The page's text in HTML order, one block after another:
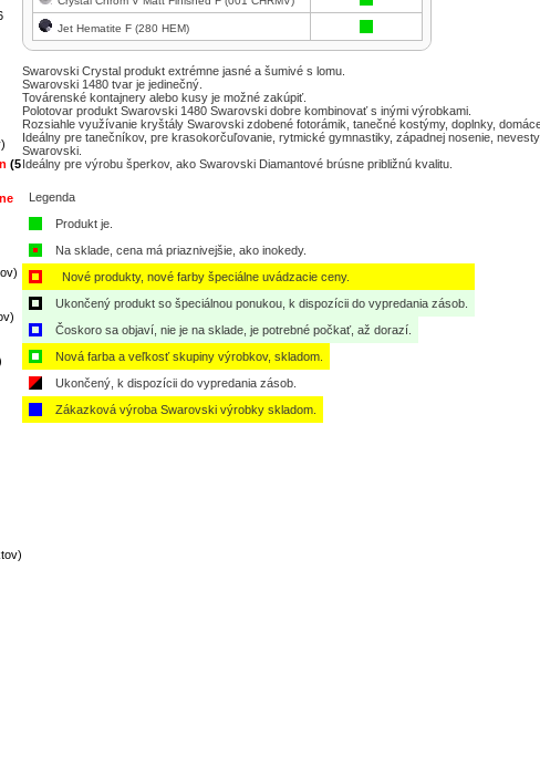
(5
Jet Hematite F (280 HEM)
Swarovski Crystal produkt extrémne jasné a šumivé s lomu
Swarovski 1480 tvar je jedinečný
Továrenské kontajnery alebo kusy je možné zakúpiť.
Polotovar produkt Swarovski 1480 Swarovski dobre kombinovať s inými výrobkami
Rozsiahle využívanie kryštály Swarovski zdobené fotorámik , tanečné kostýmy, doplnky,
Ideálny pre tanečníkov, pre krasokorčuľovanie rytmické gymnastiky, západnej nosenie, nevesty,
Swarovski
Ideálny pre výrobu šperkov, ako Swarovski Diamantové brúsne približnú kvalitu
Legenda
Produkt je.
Na sklade, cena má priaznivejšie, ako inokedy.
Nové produkty, nové farby špeciálne uvádzacie ceny.
Ukončený produkt so špeciálnou ponukou, k dispozícii do vypredania zásob.
Čoskoro sa objaví, nie je na sklade, je potrebné počkať, až dorazí.
Nová farba a veľkosť skupiny výrobkov, skladom.
Ukončený, k dispozícii do vypredania zásob.
Zákazková výroba Swarovski výrobky skladom.